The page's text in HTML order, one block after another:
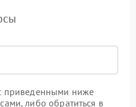
приведенными ниже
либо обратиться в